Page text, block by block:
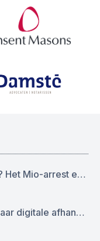
Totaalindruk verleden tijd? Het Mio-arrest en de grens tussen het modellen- en auteursrecht
Van digitale ontspanning naar digitale afhankelijkheid: functioneren sociale media als virtuele drugs?